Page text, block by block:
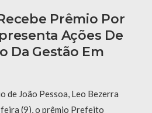
Prêmio Por
Ações De
Da Gestão Em
de João Pessoa, Leo Bezerra
(9), o prêmio Prefeito